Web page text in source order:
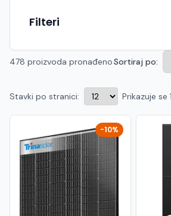
Hrvatski EN
MK Македонски
Filteri
478 proizvoda pronađenoSortiraj po:
Stavki po stranici: Prikazuje
-10%